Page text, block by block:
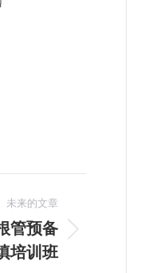
未来的文章
管预备
培训班